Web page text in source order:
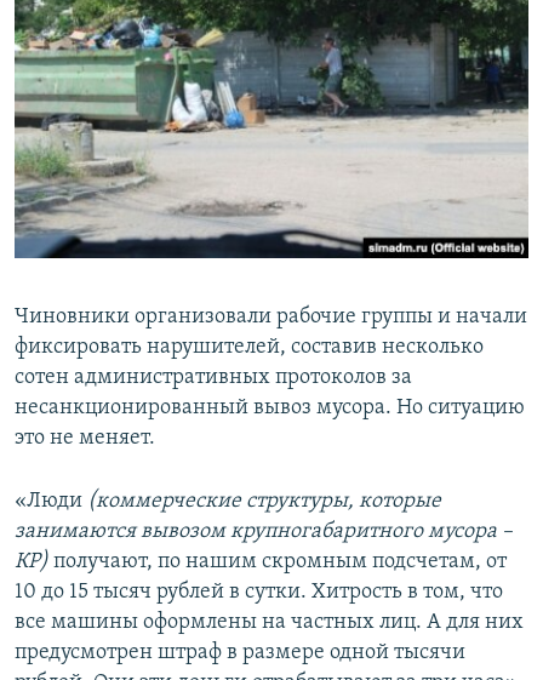
Чиновники организовали рабочие группы и начали
фиксировать нарушителей, составив несколько
сотен административных протоколов за
несанкционированный вывоз мусора. Но ситуацию
это не меняет.
«Люди (коммерческие структуры, которые
занимаются вывозом крупногабаритного мусора –
КР) получают, по нашим скромным подсчетам, от
10 до 15 тысяч рублей в сутки. Хитрость в том, что
все машины оформлены на частных лиц. А для них
предусмотрен штраф в размере одной тысячи